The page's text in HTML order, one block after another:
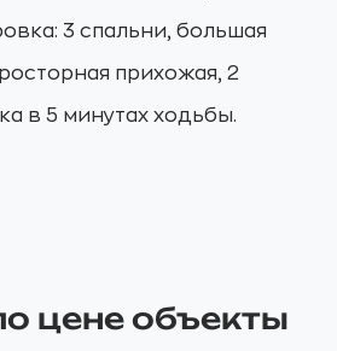
3 спальни, большая
прихожая, 2
в 5 минутах ходьбы.
цене объекты